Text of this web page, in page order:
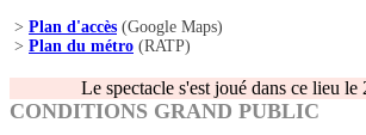
> Plan d'accès (Google Maps)
> Plan du métro (RATP)
Le spectacle s'est joué dans ce lieu le
CONDITIONS GRAND PUBLIC